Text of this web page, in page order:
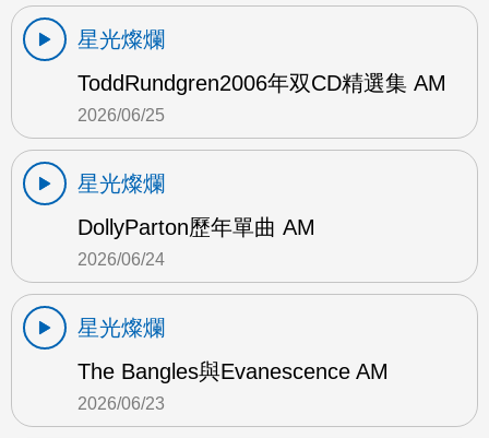
星光燦爛
ToddRundgren2006年双CD精選集 AM
2026/06/25
星光燦爛
DollyParton歷年單曲 AM
2026/06/24
星光燦爛
The Bangles與Evanescence AM
2026/06/23